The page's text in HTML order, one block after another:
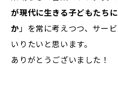
が現代に生きる子どもたち
か 」を常に考えつつ、サー
いりたいと思います。
ありがとうございました！